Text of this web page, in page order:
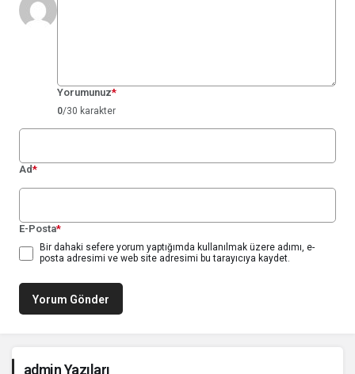
Yorumunuz*
0/30 karakter
Ad*
E-Posta*
Bir dahaki sefere yorum yaptığımda kullanılmak üzere adımı, e-
posta adresimi ve web site adresimi bu tarayıcıya kaydet.
Yorum Gönder
admin Yazıları